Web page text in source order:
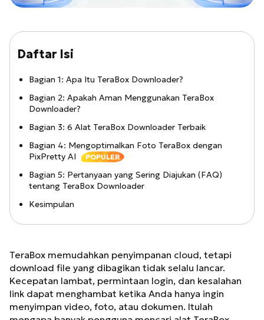
Daftar Isi
Bagian 1: Apa Itu TeraBox Downloader?
Bagian 2: Apakah Aman Menggunakan TeraBox
Downloader?
Bagian 3: 6 Alat TeraBox Downloader Terbaik
Bagian 4: Mengoptimalkan Foto TeraBox dengan
PixPretty AI
POPULER
Bagian 5: Pertanyaan yang Sering Diajukan (FAQ)
tentang TeraBox Downloader
Kesimpulan
TeraBox memudahkan penyimpanan cloud, tetapi
download file yang dibagikan tidak selalu lancar.
Kecepatan lambat, permintaan login, dan kesalahan
link dapat menghambat ketika Anda hanya ingin
menyimpan video, foto, atau dokumen. Itulah